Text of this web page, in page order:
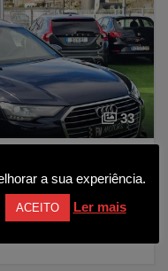
33
a sua experiência.
ACEITO Ler mais